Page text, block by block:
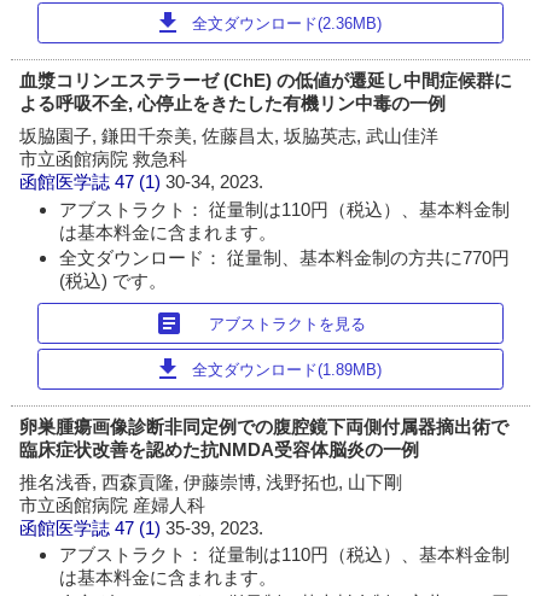
download 全文ダウンロード(2.36MB)
血漿コリンエステラーゼ (ChE) の低値が遷延し中間症候群に
よる呼吸不全, 心停止をきたした有機リン中毒の一例
坂脇園子, 鎌田千奈美, 佐藤昌太, 坂脇英志, 武山佳洋
市立函館病院 救急科
函館医学誌 47 (1)30-34, 2023.
アブストラクト： 従量制は110円（税込）、基本料金制
は基本料金に含まれます。
全文ダウンロード： 従量制、基本料金制の方共に770円
(税込) です。
article アブストラクトを見る
download 全文ダウンロード(1.89MB)
卵巣腫瘍画像診断非同定例での腹腔鏡下両側付属器摘出術で
臨床症状改善を認めた抗NMDA受容体脳炎の一例
推名浅香, 西森貢隆, 伊藤崇博, 浅野拓也, 山下剛
市立函館病院 産婦人科
函館医学誌 47 (1)35-39, 2023.
アブストラクト： 従量制は110円（税込）、基本料金制
は基本料金に含まれます。